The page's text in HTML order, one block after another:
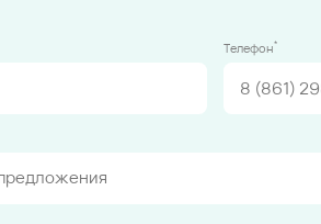
Телефон*